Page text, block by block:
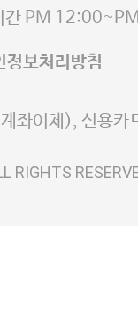
에스크로 서비
간 PM
정보처리방침
좌이체), 신용카
RIGHTS